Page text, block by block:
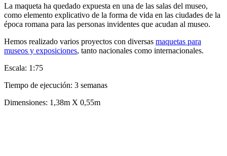
La maqueta ha quedado expuesta en una de las salas del museo,
como elemento explicativo de la forma de vida en las ciudades de la
época romana para las personas invidentes que acudan al museo.
Hemos realizado varios proyectos con diversas maquetas para
museos y exposiciones, tanto nacionales como internacionales.
Escala: 1:75
Tiempo de ejecución: 3 semanas
Dimensiones: 1,38m X 0,55m